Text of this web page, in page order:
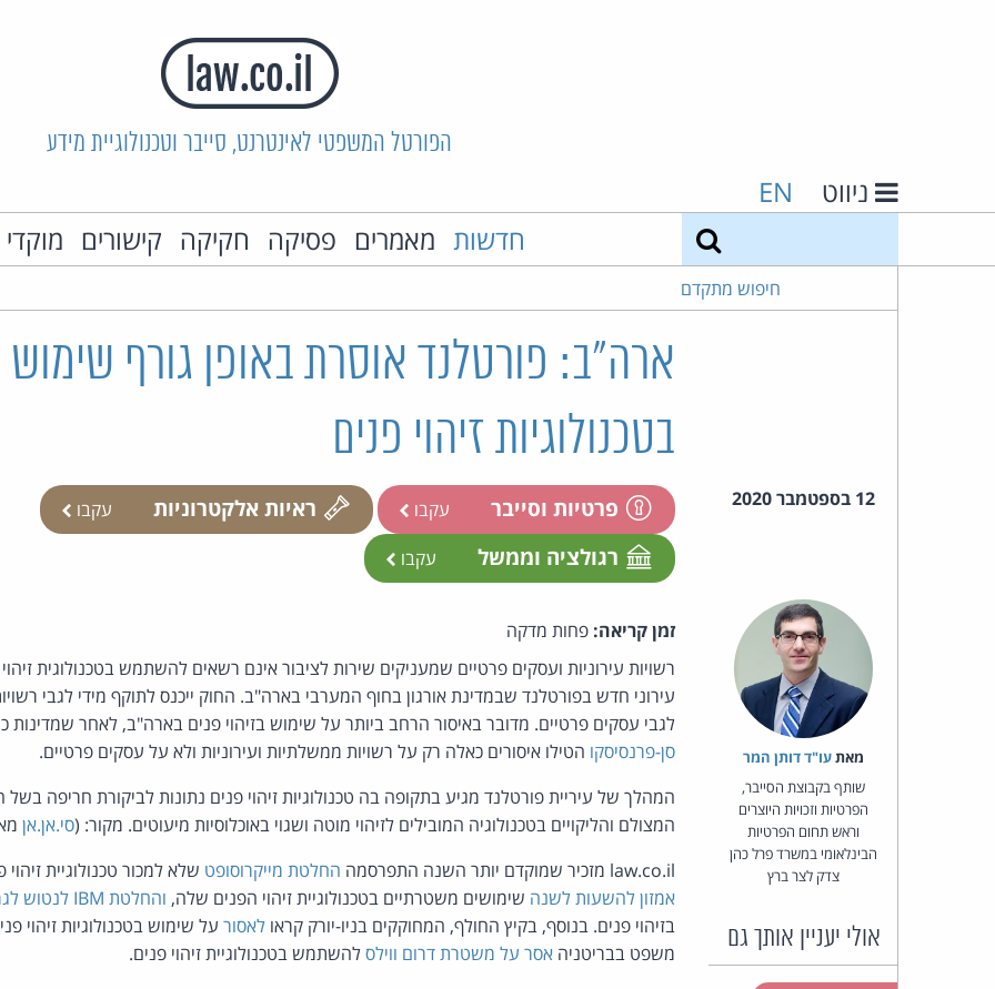
הפורטל המשפטי לאינטרנט, סייבר וטכנולוגיית מידע
ניווט EN
חדשות מאמרים פסיקה חקיקה קישורים
חיפוש מתקדם
ארה"ב: פורטלנד אוסרת באופן גורף שימוש
בטכנולוגיות זיהוי פנים
12 בספטמבר 2020 פרטיות וסייבר עקבו ראיות אלקטרוניות עקבו
רגולציה וממשל עקבו
מאת‏עו"ד דותן המר
שותף בקבוצת הסייבר,
הפרטיות וזכויות היוצרים
וראש תחום הפרטיות
הבינלאומי במשרד פרל כהן
צדק לצר ברץ
אולי יעניין אותך גם
זמן קריאה: פחות מדקה
רשויות עירוניות ועסקים פרטיים שמעניקים שירות לציבור אינם רשאים להשתמש בטכנולוגית
לגבי עסקים פרטיים. מדובר באיסור הרחב ביותר על שימוש בזיהוי פנים בארה"ב, לאחר שמדינות
סן-פרנסיסקו הטילו איסורים כאלה רק על רשויות ממשלתיות ועירוניות ולא על עסקים פרטיים.
המהלך של עיריית פורטלנד מגיע בתקופה בה טכנולוגיות זיהוי פנים נתונות לביקורת חריפה
המצולם והליקויים בטכנולוגיה המובילים לזיהוי מוטה ושגוי באוכלוסיות מיעוטים. מקור: (סי.אן.אן
law.co.il מזכיר שמוקדם יותר השנה התפרסמה
החלטת מייקרוסופט שלא למכור טכנולוגיית
אמזון להשעות לשנה שימושים משטרתיים בטכנולוגיית זיהוי הפנים שלה, והחלטת IBM לנטוש לגמרי
בזיהוי פנים. בנוסף, בקיץ החולף, המחוקקים בניו-יורק קראו לאסורעל שימוש בטכנולוגיות זיהוי
משפט בבריטניה אסר על משטרת דרום ווילסלהשתמש בטכנולוגיית זיהוי פנים.